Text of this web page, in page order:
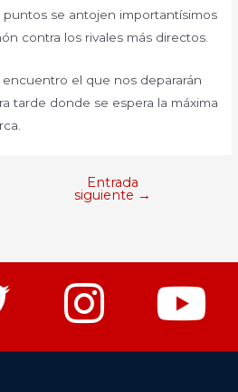
se antojen importantísimos
contra los rivales más directos.
el que nos depararán
tarde donde se espera la máxima
Entrada
siguiente →